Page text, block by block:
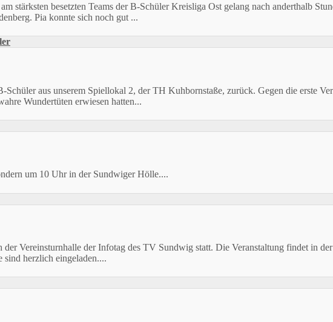
stärksten besetzten Teams der B-Schüler Kreisliga Ost gelang nach anderthalb
Pia konnte sich noch gut ...
aus unserem Spiellokal 2, der TH Kuhbornstaße, zurück. Gegen die erste
Wundertüten erwiesen hatten...
um 10 Uhr in der Sundwiger Hölle....
Vereinsturnhalle der Infotag des TV Sundwig statt. Die Veranstaltung findet in
herzlich eingeladen....